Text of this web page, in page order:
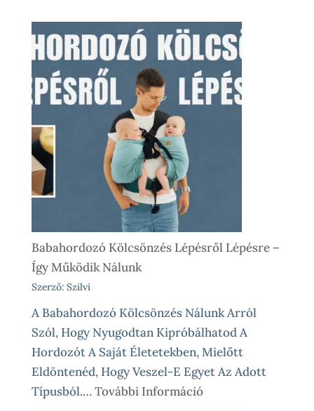
Babahordozó Kölcsönzés Lépésről Lépésre –
Így Működik Nálunk
Szerző: Szilvi
A Babahordozó Kölcsönzés Nálunk Arról
Szól, Hogy Nyugodtan Kipróbálhatod A
Hordozót A Saját Életetekben, Mielőtt
Eldöntenéd, Hogy Veszel-E Egyet Az Adott
Típusból.…További Információ: